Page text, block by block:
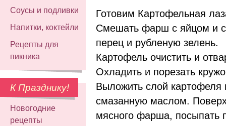
Соусы и подливки
Напитки, коктейли
Рецепты для
пикника
К Празднику!
Новогодние
рецепты
Готовим Картофельная
Смешать фарш с яйцом и
перец и рубленую зелень.
Картофель очистить и
Охладить и порезать
Выложить слой
смазанную маслом.
мясного фарша, посыпать